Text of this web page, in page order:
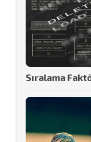
Sıralama